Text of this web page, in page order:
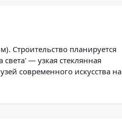
Строительство планируется
— узкая стеклянная
современного искусства на